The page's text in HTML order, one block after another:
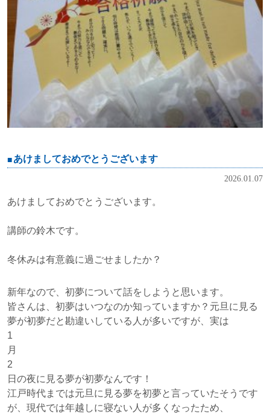
あけましておめでとうございます
2026.01.07
あけましておめでとうございます。
講師の鈴木です。
冬休みは有意義に過ごせましたか？
新年なので、初夢について話をしようと思います。
皆さんは、初夢はいつなのか知っていますか？元旦に見る
夢が初夢だと勘違いしている人が多いですが、実は
1
月
2
日の夜に見る夢が初夢なんです！
江戸時代までは元旦に見る夢を初夢と言っていたそうです
が、現代では年越しに寝ない人が多くなったため、